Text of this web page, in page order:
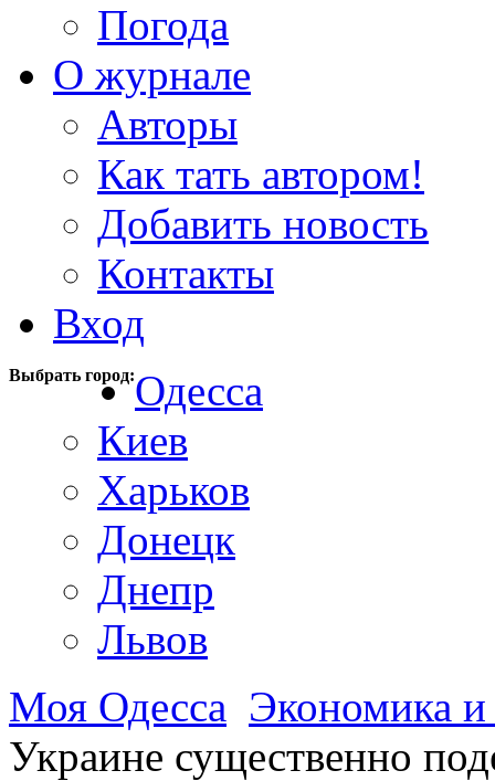
Погода
О журнале
Авторы
Как тать автором!
Добавить новость
Контакты
Вход
Выбрать город:Одесса
Киев
Харьков
Донецк
Днепр
Львов
Моя Одесса Экономика и
Украине существенно